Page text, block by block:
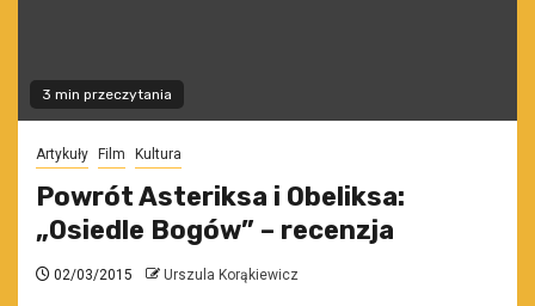
3 min przeczytania
Artykuły Film Kultura
Powrót Asteriksa i Obeliksa:
„Osiedle Bogów” – recenzja
02/03/2015 Urszula Korąkiewicz